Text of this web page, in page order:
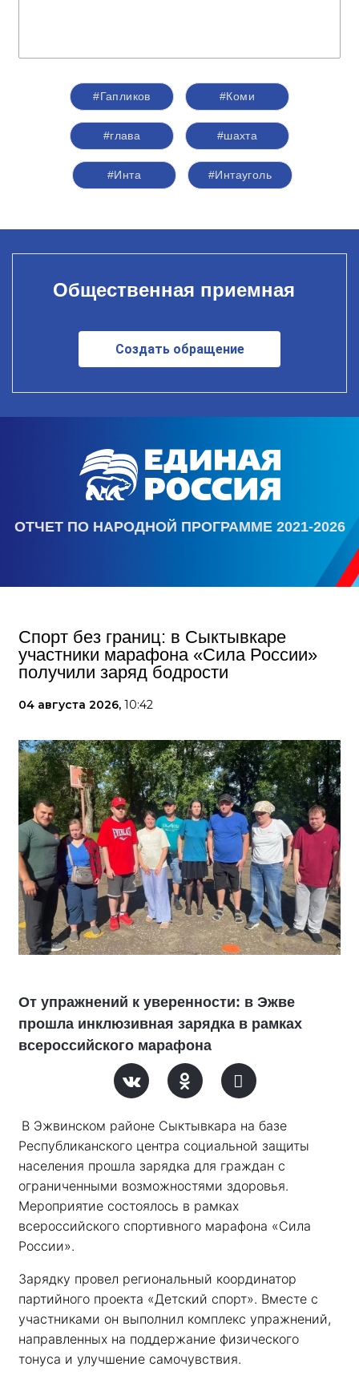
#Гапликов #Коми
#глава #шахта
#Инта #Интауголь
Общественная приемная
Создать обращение
ОТЧЕТ ПО НАРОДНОЙ ПРОГРАММЕ 2021-2026
Спорт без границ: в Сыктывкаре
участники марафона «Сила России»
получили заряд бодрости
04 августа 2026, 10:42
От упражнений к уверенности: в Эжве
прошла инклюзивная зарядка в рамках
всероссийского марафона
В Эжвинском районе Сыктывкара на базе
Республиканского центра социальной защиты
населения прошла зарядка для граждан с
ограниченными возможностями здоровья.
Мероприятие состоялось в рамках
всероссийского спортивного марафона «Сила
России».
Зарядку провел региональный координатор
партийного проекта «Детский спорт». Вместе с
участниками он выполнил комплекс упражнений,
направленных на поддержание физического
тонуса и улучшение самочувствия.